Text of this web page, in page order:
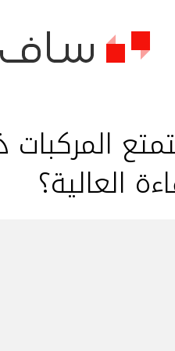
المركبات
العالية؟